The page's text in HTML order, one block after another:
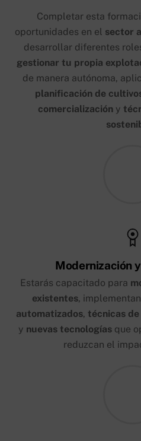
Completar esta
oportunidades en el sector
desarrollar diferentes
gestionar tu propia
de manera autónoma,
planificación de
comercializacióny
Modernización
Estarás capacitado para
existentes,
automatizados, técnicas
y nuevas tecnologíasque
reduzcan el